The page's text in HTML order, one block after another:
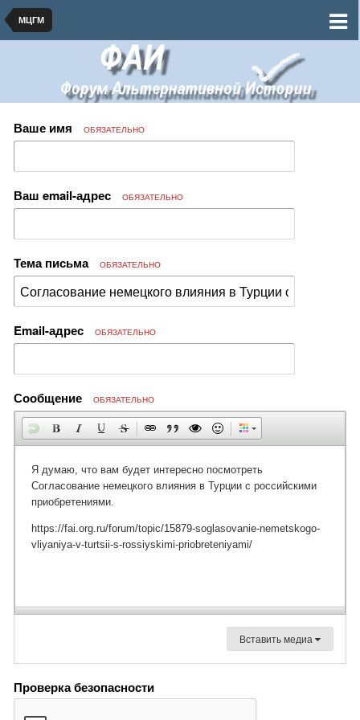
МЦГМ
Ваше имя ОБЯЗАТЕЛЬНО
Ваш email-адрес ОБЯЗАТЕЛЬНО
Тема письма ОБЯЗАТЕЛЬНО
Email-адрес ОБЯЗАТЕЛЬНО
Сообщение ОБЯЗАТЕЛЬНО
Вставить медиа
Проверка безопасности